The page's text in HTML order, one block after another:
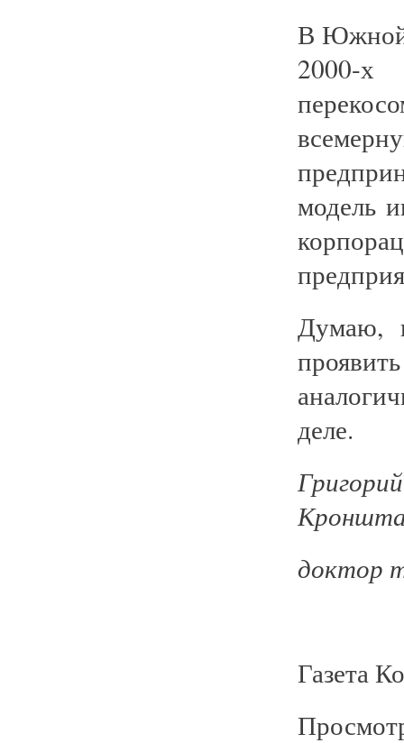
В Южной
2000-х
модель
Думаю,
деле.
доктор
Газета